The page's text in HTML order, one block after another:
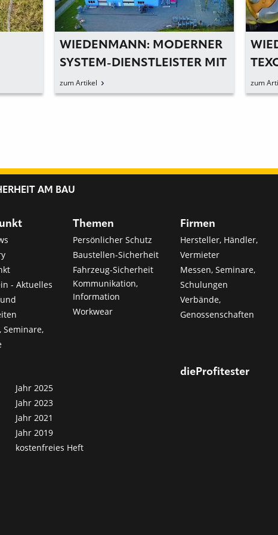
WIEDENMANN: MODERNER
SYSTEM-­DIENSTLEISTER MIT
­TRADITIONSBEWUSSTSEIN
zum Artikel zum
AM BAU
- Aktuelles
Seminare,
Themen
Persönlicher Schutz
Baustellen-Sicherheit
Fahrzeug-Sicherheit
Kommunikation,
Information
Workwear
Firmen
Hersteller, Händler,
Vermieter
Messen, Seminare,
Schulungen
Verbände,
Genossenschaften
Jahr 2025
Jahr 2023
Jahr 2021
Jahr 2019
kostenfreies Heft
dieProfitester